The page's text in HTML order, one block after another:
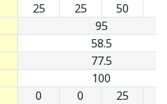
25 25 50
95
58.5
77.5
100
0 0 25